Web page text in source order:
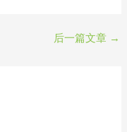
后一篇文章 →